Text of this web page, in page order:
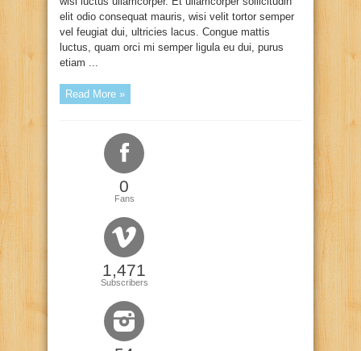
elit odio consequat mauris, wisi velit tortor semper
vel feugiat dui, ultricies lacus. Congue mattis
luctus, quam orci mi semper ligula eu dui, purus
etiam ...
Read More »
0
Fans
1,471
Subscribers